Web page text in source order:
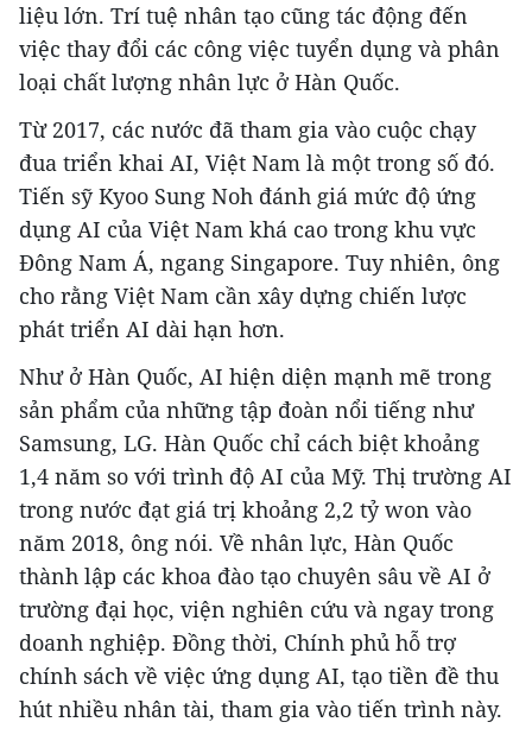
liệu lớn. Trí tuệ nhân tạo cũng tác động đến
việc thay đổi các công việc tuyển dụng và phân
loại chất lượng nhân lực ở Hàn Quốc.
Từ 2017, các nước đã tham gia vào cuộc chạy
đua triển khai AI, Việt Nam là một trong số đó.
Tiến sỹ Kyoo Sung Noh đánh giá mức độ ứng
dụng AI của Việt Nam khá cao trong khu vực
Đông Nam Á, ngang Singapore. Tuy nhiên, ông
cho rằng Việt Nam cần xây dựng chiến lược
phát triển AI dài hạn hơn.
Như ở Hàn Quốc, AI hiện diện mạnh mẽ trong
sản phẩm của những tập đoàn nổi tiếng như
Samsung, LG. Hàn Quốc chỉ cách biệt khoảng
1,4 năm so với trình độ AI của Mỹ. Thị trường AI
trong nước đạt giá trị khoảng 2,2 tỷ won vào
năm 2018, ông nói. Về nhân lực, Hàn Quốc
thành lập các khoa đào tạo chuyên sâu về AI ở
trường đại học, viện nghiên cứu và ngay trong
doanh nghiệp. Đồng thời, Chính phủ hỗ trợ
chính sách về việc ứng dụng AI, tạo tiền đề thu
hút nhiều nhân tài, tham gia vào tiến trình này.